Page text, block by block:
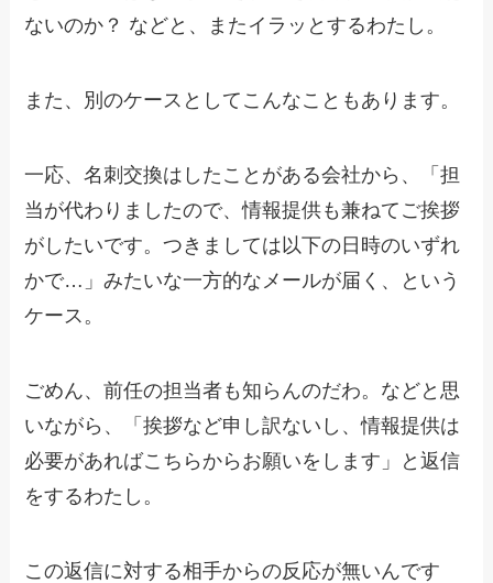
ないのか？ などと、またイラッとするわたし。
また、別のケースとしてこんなこともあります。
一応、名刺交換はしたことがある会社から、「担
当が代わりましたので、情報提供も兼ねてご挨拶
がしたいです。つきましては以下の日時のいずれ
かで…」みたいな一方的なメールが届く、という
ケース。
ごめん、前任の担当者も知らんのだわ。などと思
いながら、「挨拶など申し訳ないし、情報提供は
必要があればこちらからお願いをします」と返信
をするわたし。
この返信に対する相手からの反応が無いんです